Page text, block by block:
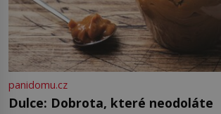
panidomu.cz
Dulce: Dobrota, které neodoláte